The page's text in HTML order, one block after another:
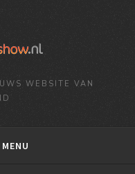
WEBSITE VAN